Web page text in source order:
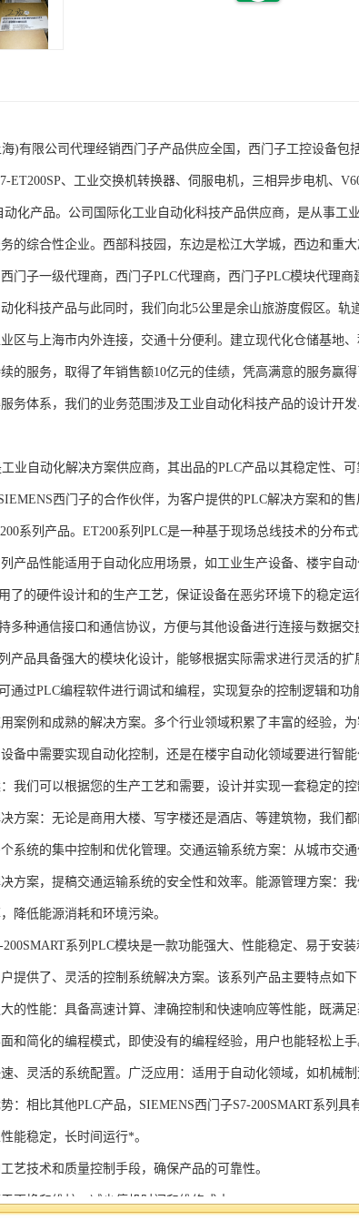
公司代理经销西门子产品供应全国，西门子工控设备包括
ET200SP、工业交换机转换器、伺服电机，三相异步电机、
化产品。公司国际化工业自动化科技产品供应商，是从事工
的综合性企业。西部科技园，东边是松江大学城，西边和重
门子一级代理商，西门子PLC代理商，西门子PLC模块代理
化科技产品与此同时，我们向北5公里是余山旅游度假区。轨
区与上海市内外连接，交通十分便利。建立现代化仓储基地
的服务，取得了年销售额10亿元的佳绩，凭高满意的服务赢
务体系，我们的业务范围涉及工业自动化科技产品的设计开
动化解决方案供应商，其出品的PLC产品以其稳定性、可
西门子的合作伙伴，为客户提供的PLC解决方案和的
系列产品。ET200系列PLC是一种基于现场总线技术的分布
产品性能适用于自动化应用场景，如工业生产设备、楼宇自
了的硬件设计和的生产工艺，保证设备在恶劣环境下的稳定运
多种通信接口和通信协议，方便与其他设备进行连接与数据交
产品具备强大的模块化设计，能够根据实际需求进行灵活的扩
通过PLC编程软件进行调试和编程，实现复杂的控制逻辑和
案例和成熟的解决方案。多个行业领域积累了丰富的经验，
备中需要实现自动化控制，还是在楼宇自动化领域要进行智
我们可以根据您的生产工艺和需要，设计并实现一套稳定的
方案：无论是商用大楼、写字楼还是酒店、等建筑物，我们
系统的集中控制和优化管理。交通运输系统方案：从城市交
方案，提稿交通运输系统的安全性和效率。能源管理方案：
降低能源消耗和环境污染。
系列PLC模块是一款功能强大、性能稳定、易于安装
提供了、灵活的控制系统解决方案。该系列产品主要特点如
的性能：具备高速计算、津确控制和快速响应等性能，既满
和简化的编程模式，即使没有的编程经验，用户也能轻松上
、灵活的系统配置。广泛应用：适用于自动化领域，如机械
：相比其他PLC产品，SIEMENS西门子S7-200SMART系列具
能稳定，长时间运行*。
艺技术和质量控制手段，确保产品的可靠性。
更换和维护，减少停机时间和维修成本。